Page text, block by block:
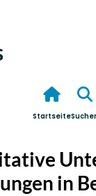
Startseite
in